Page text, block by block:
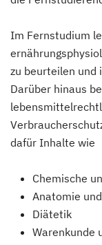
Im Fernstudium
zu beurteilen und
Darüber hinaus
dafür Inhalte wie
Chemische
Anatomie
Diätetik
Warenkunde